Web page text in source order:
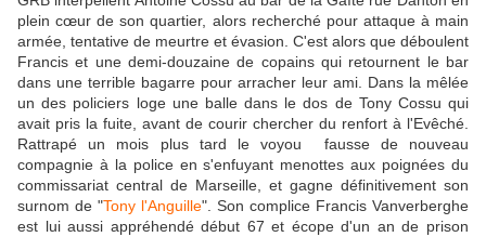
plein cœur de son quartier, alors recherché pour attaque à main
armée, tentative de meurtre et évasion. C'est alors que déboulent
Francis et une demi-douzaine de copains qui retournent le bar
dans une terrible bagarre pour arracher leur ami. Dans la mêlée
un des policiers loge une balle dans le dos de Tony Cossu qui
avait pris la fuite, avant de courir chercher du renfort à l'Evêché.
Rattrapé un mois plus tard le voyou fausse de nouveau
compagnie à la police en s'enfuyant menottes aux poignées du
commissariat central de Marseille, et gagne définitivement son
surnom de "Tony l'Anguille". Son complice Francis Vanverberghe
est lui aussi appréhendé début 67 et écope d'un an de prison